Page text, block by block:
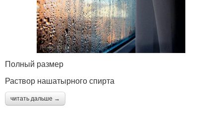
Полный размер
Раствор нашатырного спирта
читать дальше →